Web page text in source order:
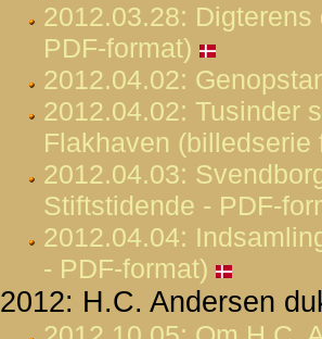
2012.03.28:
PDF-format)
2012.04.02:
2012.04.02: Tusinder
Flakhaven (billedserie
2012.04.03:
Stiftstidende - PDF-
2012.04.04:
- PDF-format)
2012: H.C. Andersen